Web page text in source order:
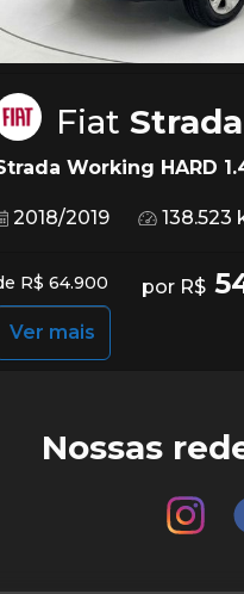
Fiat Strada
Working HARD
2018/2019 138.523
R$ 64.900 por R$
Ver mais
Nossas